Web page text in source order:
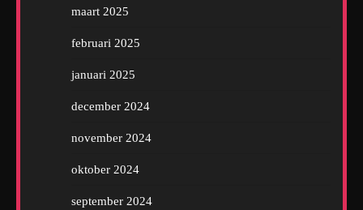
maart 2025
februari 2025
januari 2025
december 2024
november 2024
oktober 2024
september 2024